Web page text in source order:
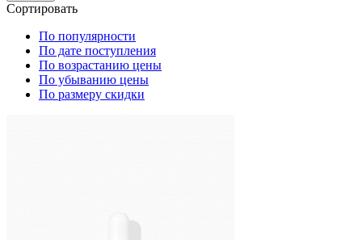
Сортировать
По популярности
По дате поступления
По возрастанию цены
По убыванию цены
По размеру скидки